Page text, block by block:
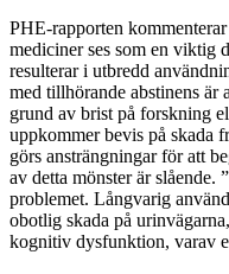
PHE-rapporten
mediciner ses som en viktig
resulterar i utbredd
med tillhörande abstinens är
grund av brist på forskning
uppkommer bevis på skada
görs ansträngningar för att
av detta mönster är slående.
problemet. Långvarig
obotlig skada på
kognitiv dysfunktion, varav